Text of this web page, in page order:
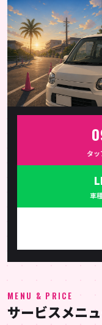
タッ
車
MENU & PRICE
サービスメニ